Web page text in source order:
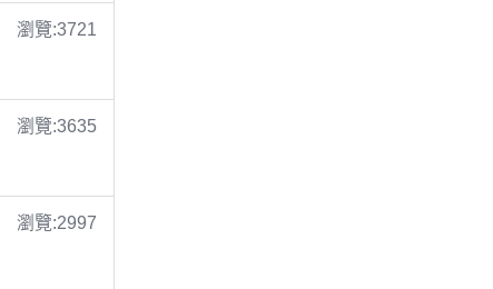
瀏覽:3721
瀏覽:3635
瀏覽:2997